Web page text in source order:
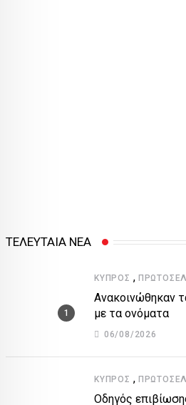
ΤΕΛΕΥΤΑΙΑ ΝΕΑ
ΚΎΠΡΟΣ ,
Ανακοινώθηκαν
με τα ονόματα
06/08/2026
ΚΎΠΡΟΣ ,
Οδηγός